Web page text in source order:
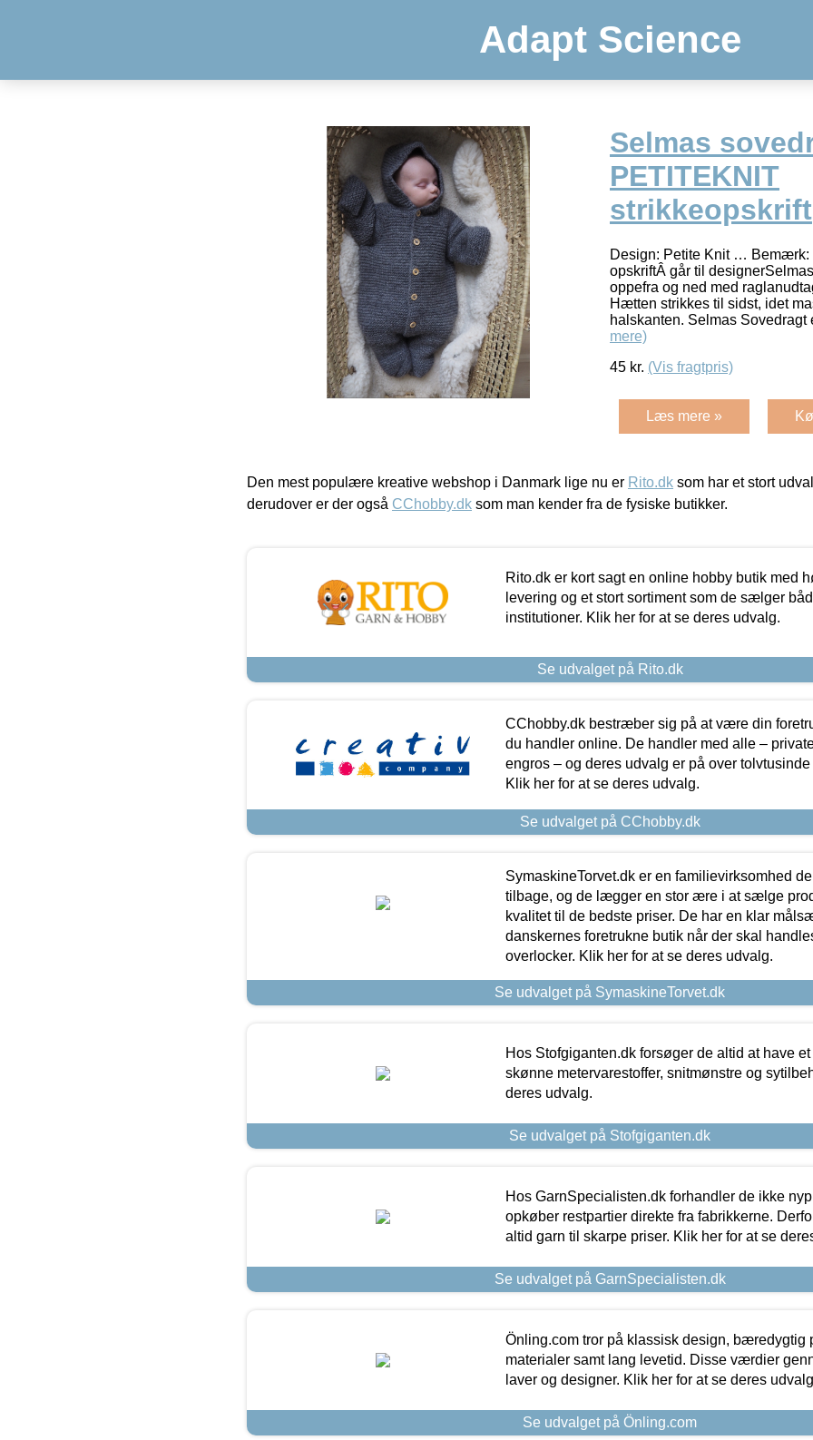
Adapt Science
Selmas
PETITEKNIT
strikkeopskrift
Design: Petite Knit … Bemærk:
opskriftÂ går til
oppefra og ned med
Hætten strikkes til sidst, idet
halskanten. Selmas Sovedragt
mere)
45 kr. (Vis fragtpris)
Læs mere »
Den mest populære kreative webshop i Danmark lige nu er Rito.dk som har et stort
derudover er der også CChobby.dk som man kender fra de fysiske butikker.
Rito.dk er kort sagt en online hobby butik med
levering og et stort sortiment som de sælger
institutioner. Klik her for at se deres udvalg.
Se udvalget på Rito.dk
CChobby.dk bestræber sig på at være din
du handler online. De handler med alle –
engros – og deres udvalg er på over
Klik her for at se deres udvalg.
Se udvalget på CChobby.dk
SymaskineTorvet.dk er en familievirksomhed
tilbage, og de lægger en stor ære i at sælge
kvalitet til de bedste priser. De har en klar
danskernes foretrukne butik når der skal
overlocker. Klik her for at se deres udvalg.
Se udvalget på SymaskineTorvet.dk
Hos Stofgiganten.dk forsøger de altid at have
skønne metervarestoffer, snitmønstre og
deres udvalg.
Se udvalget på Stofgiganten.dk
Hos GarnSpecialisten.dk forhandler de ikke
opkøber restpartier direkte fra fabrikkerne.
altid garn til skarpe priser. Klik her for at se
Se udvalget på GarnSpecialisten.dk
Önling.com tror på klassisk design, bæredygtig
materialer samt lang levetid. Disse værdier
laver og designer. Klik her for at se deres
Se udvalget på Önling.com